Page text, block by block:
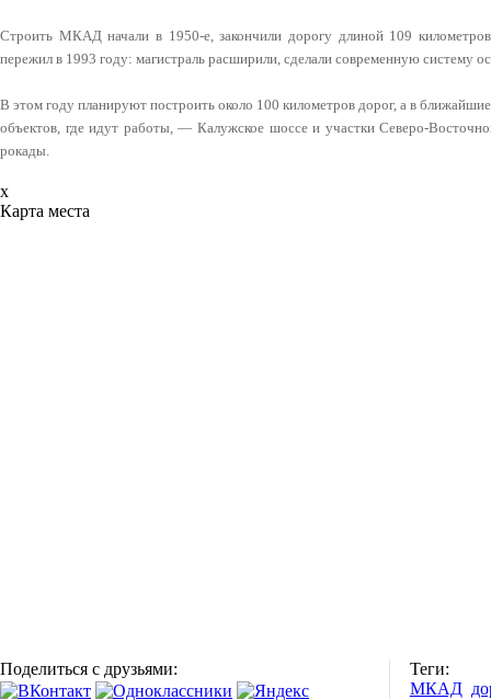
Строить МКАД начали в 1950-е, закончили дорогу длиной 109
пережил в 1993 году: магистраль расширили, сделали современную систему
В этом году планируют построить около 100 километров дорог, а в
объектов, где идут работы, — Калужское шоссе и участки Северо-
рокады.
x
Карта места
Поделиться с друзьями:
Теги:
МКАД